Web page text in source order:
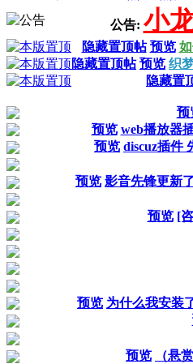
公告: 小
隐藏置顶帖 预览
隐藏置顶帖 预览 织
隐藏置
预
预览 web播放器
预览 discuz插件
预览 影音先锋更新
预览 [
预览 为什么我安装
预览
（悬